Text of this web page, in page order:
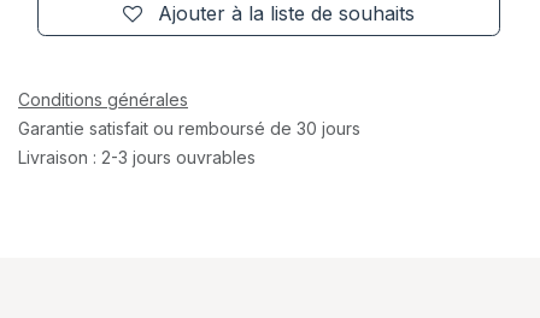
Ajouter à la liste de souhaits
Conditions générales
Garantie satisfait ou remboursé de 30 jours
Livraison : 2-3 jours ouvrables